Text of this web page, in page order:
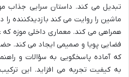
تبدیل می کند. داستان سرایی جذاب
ماشین را روایت می کند بازدیدکننده
همراهی می کند. معماری داخلی موزه که
فضایی پویا و صمیمی ایجاد می کند.
که آماده پاسخگویی به سؤالات و
به کیفیت تجربه می افزاید. این